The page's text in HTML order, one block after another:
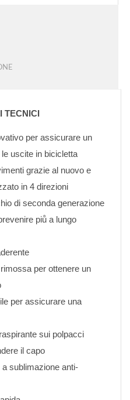
TECNICI
per assicurare un
uscite in bicicletta
grazie al nuovo e
in 4 direzioni
di seconda generazione
piů a lungo
per ottenere un
per assicurare una
sui polpacci
il capo
sublimazione anti-